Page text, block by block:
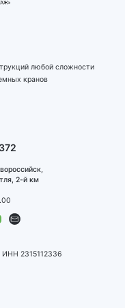
любой сложности
кранов
2-й км
2315112336